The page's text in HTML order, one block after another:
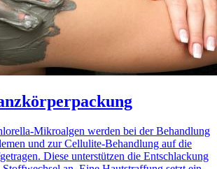
Mikroalgen werden bei der Behandlung
und zur Cellulite-Behandlung auf die
Diese unterstützen die Entschlackung